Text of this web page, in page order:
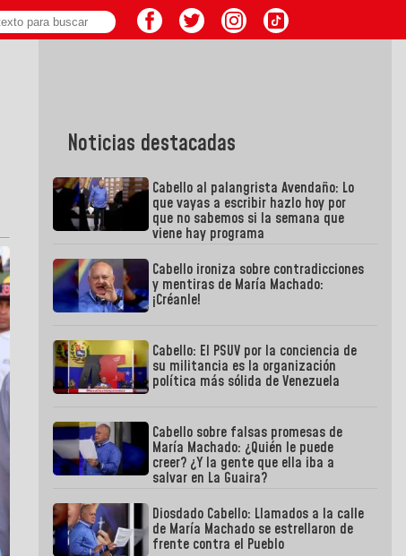
Noticias destacadas
Cabello al palangrista Avendaño: Lo
que vayas a escribir hazlo hoy por
que no sabemos si la semana que
viene hay programa
Cabello ironiza sobre contradicciones
y mentiras de María Machado:
¡Créanle!
Cabello: El PSUV por la conciencia de
su militancia es la organización
política más sólida de Venezuela
Cabello sobre falsas promesas de
María Machado: ¿Quién le puede
creer? ¿Y la gente que ella iba a
salvar en La Guaira?
Diosdado Cabello: Llamados a la calle
de María Machado se estrellaron de
frente contra el Pueblo